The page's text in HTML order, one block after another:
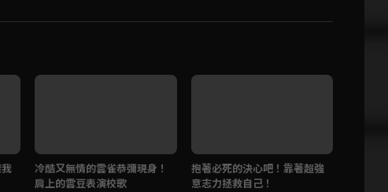
Video
冷酷又無情的雲雀恭彌現身！
肩上的雲豆表演校歌
抱著必死的決心吧！靠著超強
意志力拯救自己！